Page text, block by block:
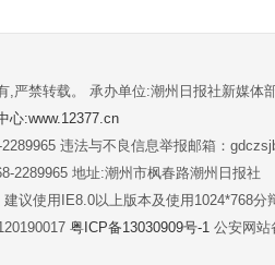
,严禁转载。 承办单位:潮州日报社新媒体
心:www.12377.cn
违法与不良信息举报邮箱：
2289965 地址:潮州市枫春路潮州日报社
议使用IE8.0以上版本及使用1024*768分
粤ICP备13030909号-1 公安网站